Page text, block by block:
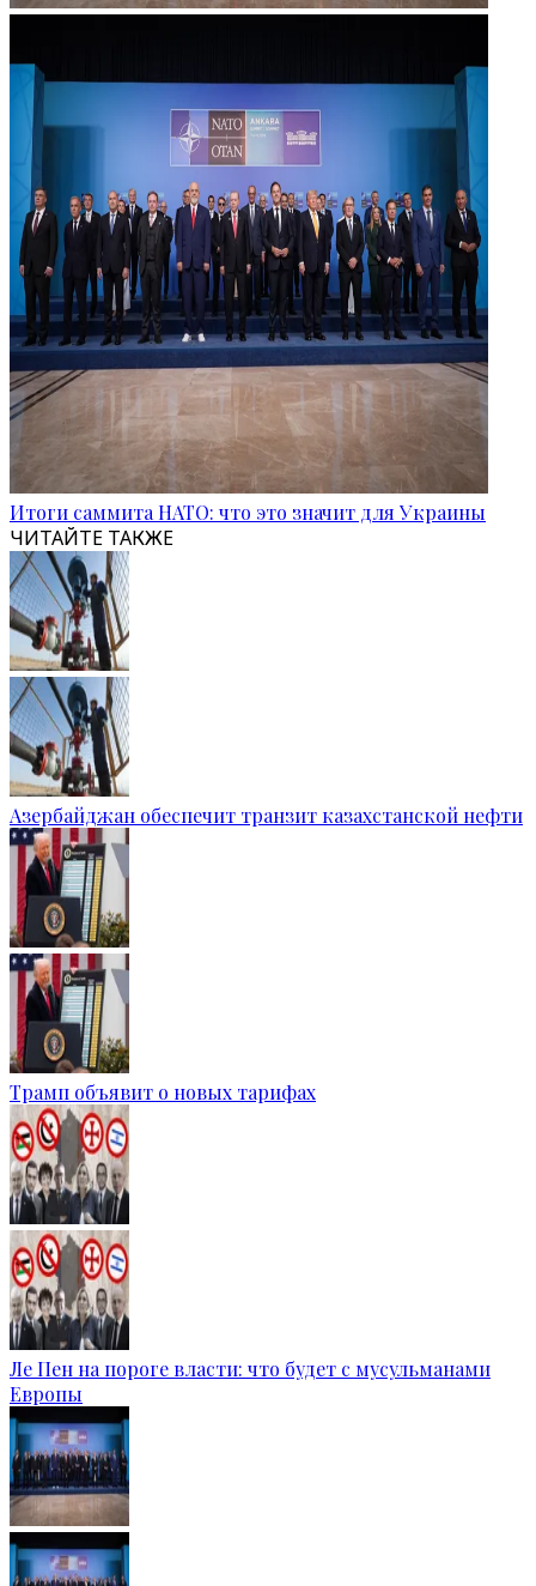
Итоги саммита НАТО: что это значит для Украины
ЧИТАЙТЕ ТАКЖЕ
Азербайджан обеспечит транзит казахстанской нефти
Трамп объявит о новых тарифах
Ле Пен на пороге власти: что будет с мусульманами
Европы